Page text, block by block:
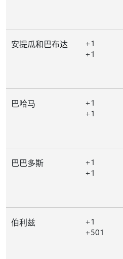
安提瓜和巴布达
+1
+1
巴哈马
+1
+1
巴巴多斯
+1
+1
伯利兹
+1
+501